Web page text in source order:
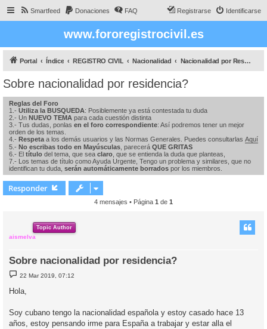
Smartfeed Donaciones FAQ Identificarse
Registrarse
www.fororegistrocivil.es
Portal Índice REGISTRO CIVIL Nacionalidad Nacionalidad por Residencia
Sobre nacionalidad por residencia?
Reglas del Foro
1.- Utiliza la BUSQUEDA: Posiblemente ya está contestada tu duda
2.- Un NUEVO TEMA para cada cuestión distinta
3.- Tus dudas, ponlas en el foro correspondiente: Así podremos tener un mejor
orden de los temas.
4.- Respeta a los demás usuarios y las Normas Generales. Puedes consultarlas Aquí
5.- No escribas todo en Mayúsculas , parecerá QUE GRITAS
6.- El título del tema, que sea claro , que se entienda la duda que planteas,
7.- Los temas de título como Ayuda Urgente, Tengo un problema y similares, que no
identifican tu duda, serán automáticamente borrados por los miembros.
Responder
4 mensajes • Página 1 de 1
Topic Author
aismelva
Sobre nacionalidad por residencia?
M
e
n
s
e
22 Mar 2019, 07:12
Hola,
Soy cubano tengo la nacionalidad española y estoy casado hace 13
años, estoy pensando irme para España a trabajar y estar alla el